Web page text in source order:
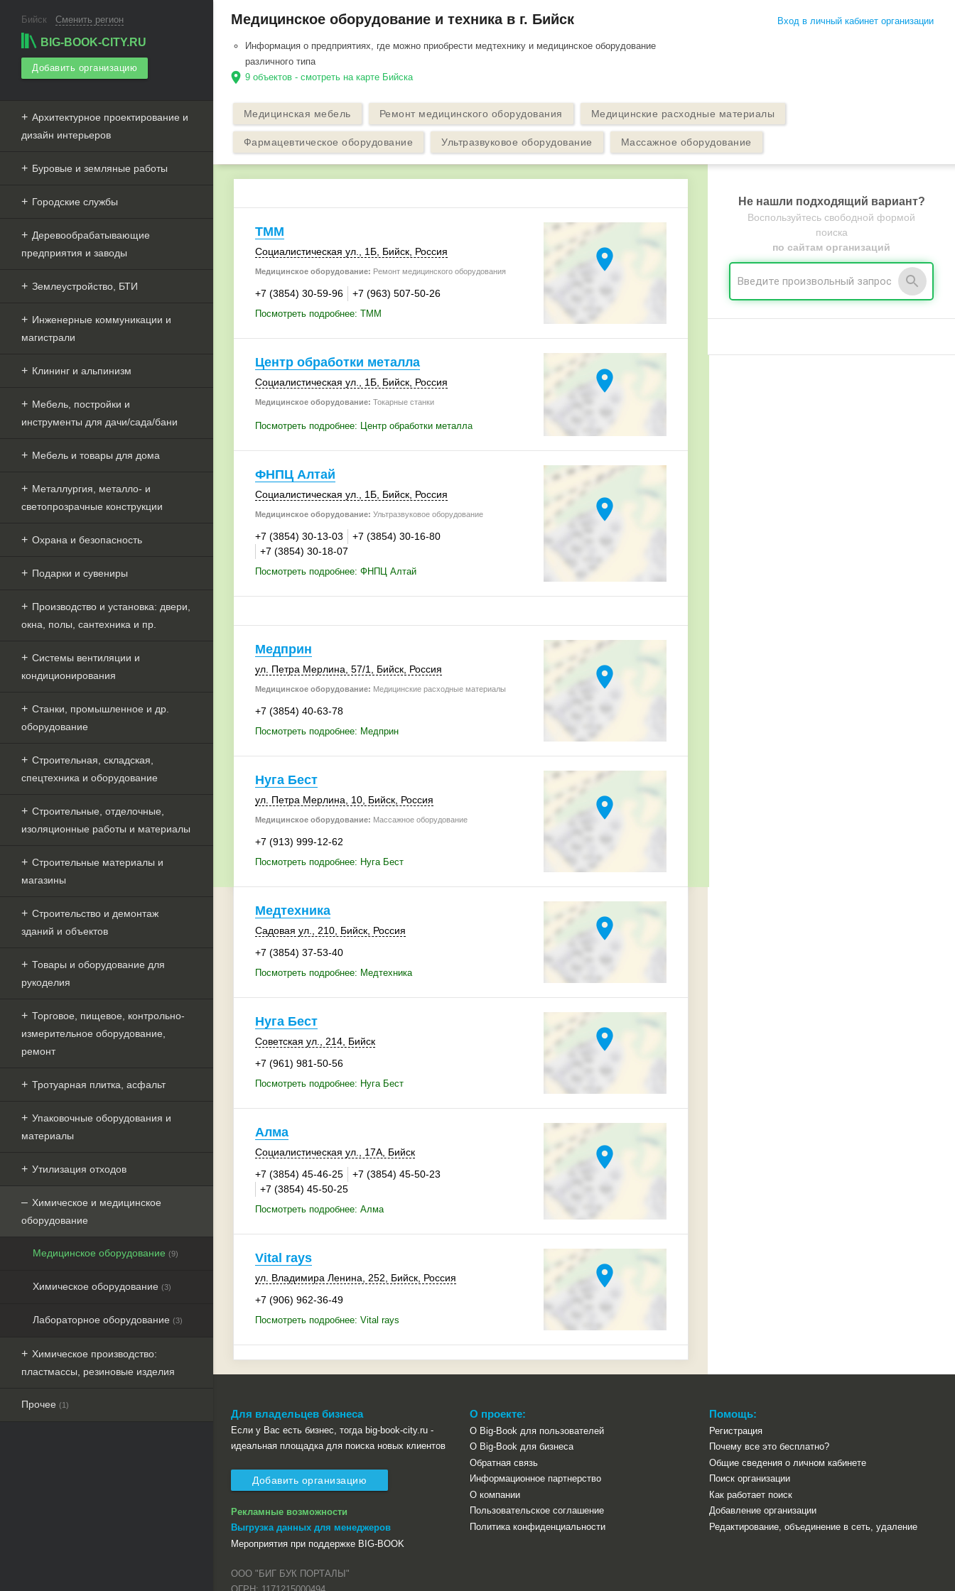
Бийск Сменить регион
BIG-BOOK-CITY.RU
Добавить организацию
Архитектурное проектирование и
дизайн интерьеров
Буровые и земляные работы
Городские службы
Деревообрабатывающие
предприятия и заводы
Землеустройство, БТИ
Инженерные коммуникации и
магистрали
Клининг и альпинизм
Мебель, постройки и
инструменты для дачи/сада/бани
Мебель и товары для дома
Металлургия, металло- и
светопрозрачные конструкции
Охрана и безопасность
Подарки и сувениры
Производство и установка: двери,
окна, полы, сантехника и пр.
Системы вентиляции и
кондиционирования
Станки, промышленное и др.
оборудование
Строительная, складская,
спецтехника и оборудование
Строительные, отделочные,
изоляционные работы и материалы
Строительные материалы и
магазины
Строительство и демонтаж
зданий и объектов
Товары и оборудование для
рукоделия
Торговое, пищевое, контрольно-
измерительное оборудование,
ремонт
Тротуарная плитка, асфальт
Упаковочные оборудования и
материалы
Утилизация отходов
Химическое и медицинское
оборудование
Медицинское оборудование (9)
Химическое оборудование (3)
Лабораторное оборудование (3)
Химическое производство:
пластмассы, резиновые изделия
Прочее (1)
Медицинское оборудование и техника в г. Бийск
Информация о предприятиях, где можно приобрести медтехнику и медицинское оборудование
различного типа
location_on 9 объектов - смотреть на карте Бийска
Вход в личный кабинет организации
Медицинская мебель Ремонт медицинского оборудования Медицинские расходные материалы
Фармацевтическое оборудование Ультразвуковое оборудование Массажное оборудование
ТММ
Социалистическая ул., 1Б, Бийск, Россия
Медицинское оборудование: Ремонт медицинского оборудования
+7 (3854) 30-59-96 +7 (963) 507-50-26
Посмотреть подробнее: ТММ
location_on
Центр обработки металла
Социалистическая ул., 1Б, Бийск, Россия
Медицинское оборудование: Токарные станки
Посмотреть подробнее: Центр обработки металла
location_on
ФНПЦ Алтай
Социалистическая ул., 1Б, Бийск, Россия
Медицинское оборудование: Ультразвуковое оборудование
+7 (3854) 30-13-03
+7 (3854) 30-16-80
+7 (3854) 30-18-07
Посмотреть подробнее: ФНПЦ Алтай
location_on
Медприн
ул. Петра Мерлина 57/1 Бийск, Россия
Медицинское оборудование: Медицинские расходные материалы
+7 (3854) 40-63-78
Посмотреть подробнее: Медприн
location_on
Нуга Бест
ул. Петра Мерлина, 10, Бийск, Россия
Медицинское оборудование: Массажное оборудование
+7 (913) 999-12-62
Посмотреть подробнее: Нуга Бест
location_on
Медтехника
Садовая ул. 210, Бийск, Россия
+7 (3854) 37-53-40
Посмотреть подробнее: Медтехника
location_on
Нуга Бест
Советская ул. 214, Бийск
+7 (961) 981-50-56
Посмотреть подробнее: Нуга Бест
location_on
Алма
Социалистическая ул., 17А, Бийск
+7 (3854) 45-46-25
+7 (3854) 45-50-23
+7 (3854) 45-50-25
Посмотреть подробнее: Алма
location_on
Vital rays
ул. Владимира Ленина, 252 Бийск, Россия
+7 (906) 962-36-49
Посмотреть подробнее: Vital rays
location_on
Не нашли подходящий вариант?
Воспользуйтесь свободной формой
поиска
по сайтам организаций
Для владельцев бизнеса
Если у Вас есть бизнес, тогда big-book-city.ru -
идеальная площадка для поиска новых клиентов
Добавить организацию
Рекламные возможности
Выгрузка данных для менеджеров
Мероприятия при поддержке BIG-BOOK
О проекте:
О Big-Book для пользователей
О Big-Book для бизнеса
Обратная связь
Информационное партнерство
О компании
Пользовательское соглашение
Политика конфиденциальности
Помощь:
Регистрация
Почему все это бесплатно?
Общие сведения о личном кабинете
Поиск организации
Как работает поиск
Добавление организации
Редактирование, объединение в сеть, удаление
ООО "БИГ БУК ПОРТАЛЫ"